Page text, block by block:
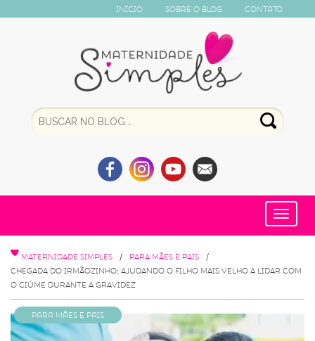
Início Sobre o Blog Contato
Toggle
MATERNIDADE SIMPLES
PARA MÃES E PAIS
CHEGADA DO IRMÃOZINHO: AJUDANDO O FILHO MAIS VELHO A LIDAR COM
O CIÚME DURANTE A GRAVIDEZ
Para Mães e Pais